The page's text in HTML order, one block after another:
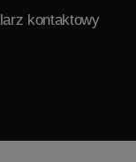
kontaktowy